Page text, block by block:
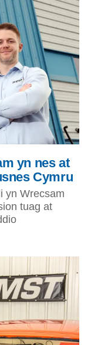
yn nes at
Cymru
yn Wrecsam
tuag at